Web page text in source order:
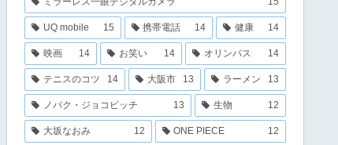
UQ mobile 15 携帯電話 14 健康 14
映画 14 お笑い 14 オリンパス 14
テニスのコツ 14 大阪市 13 ラーメン 13
ノバク・ジョコビッチ 13 生物 12
大坂なおみ 12 ONE PIECE 12